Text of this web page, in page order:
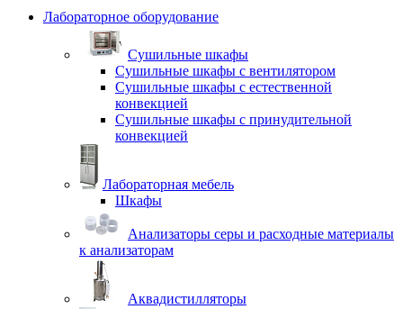
Лабораторное оборудование
Cушильные шкафы
Сушильные шкафы с вентилятором
Сушильные шкафы с естественной
конвекцией
Сушильные шкафы с принудительной
конвекцией
Лабораторная мебель
Шкафы
Анализаторы серы и расходные материалы
к анализаторам
Аквадистилляторы